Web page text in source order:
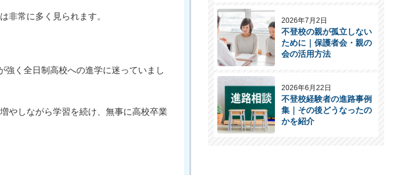
非常に多く見られます。
く全日制高校への進学に迷っていまし
やしながら学習を続け、無事に高校卒業
2026年7月2日
不登校の親が孤立しない
ために｜保護者会・親の
会の活用方法
2026年6月22日
不登校経験者の進路事例
集｜その後どうなったの
かを紹介